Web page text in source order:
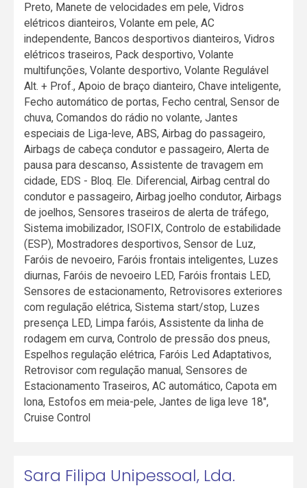
Preto, Manete de velocidades em pele, Vidros
elétricos dianteiros, Volante em pele, AC
independente, Bancos desportivos dianteiros, Vidros
elétricos traseiros, Pack desportivo, Volante
multifunções, Volante desportivo, Volante Regulável
Alt. + Prof., Apoio de braço dianteiro, Chave inteligente,
Fecho automático de portas, Fecho central, Sensor de
chuva, Comandos do rádio no volante, Jantes
especiais de Liga-leve, ABS, Airbag do passageiro,
Airbags de cabeça condutor e passageiro, Alerta de
pausa para descanso, Assistente de travagem em
cidade, EDS - Bloq. Ele. Diferencial, Airbag central do
condutor e passageiro, Airbag joelho condutor, Airbags
de joelhos, Sensores traseiros de alerta de tráfego,
Sistema imobilizador, ISOFIX, Controlo de estabilidade
(ESP), Mostradores desportivos, Sensor de Luz,
Faróis de nevoeiro, Faróis frontais inteligentes, Luzes
diurnas, Faróis de nevoeiro LED, Faróis frontais LED,
Sensores de estacionamento, Retrovisores exteriores
com regulação elétrica, Sistema start/stop, Luzes
presença LED, Limpa faróis, Assistente da linha de
rodagem em curva, Controlo de pressão dos pneus,
Espelhos regulação elétrica, Faróis Led Adaptativos,
Retrovisor com regulação manual, Sensores de
Estacionamento Traseiros, AC automático, Capota em
lona, Estofos em meia-pele, Jantes de liga leve 18",
Cruise Control
Sara Filipa Unipessoal, Lda.